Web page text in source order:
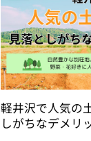
軽井沢で人気の
しがちなデメリ